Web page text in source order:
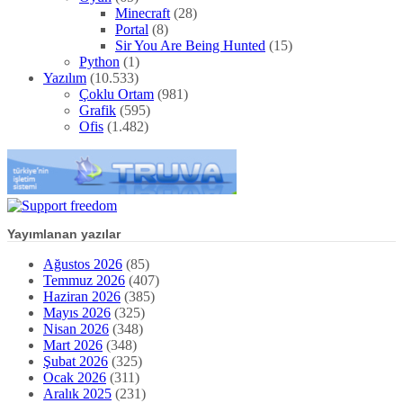
Minecraft (28)
Portal (8)
Sir You Are Being Hunted (15)
Python (1)
Yazılım (10.533)
Çoklu Ortam (981)
Grafik (595)
Ofis (1.482)
Yayımlanan yazılar
Ağustos 2026 (85)
Temmuz 2026 (407)
Haziran 2026 (385)
Mayıs 2026 (325)
Nisan 2026 (348)
Mart 2026 (348)
Şubat 2026 (325)
Ocak 2026 (311)
Aralık 2025 (231)